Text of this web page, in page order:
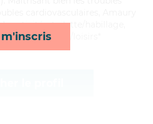
activités, toilette/habillage,
et compagnie/loisirs*